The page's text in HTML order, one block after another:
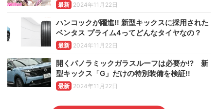
最新 2024年11月22日
ハンコックが躍進!! 新型キックスに採用された
ベンタス プライム4ってどんなタイヤなの？
最新 2024年11月22日
開くパノラミックガラスルーフは必要か!? 新
型キックス「G」だけの特別装備を検証!!
最新 2024年11月22日